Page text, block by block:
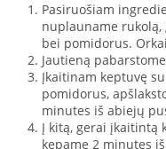
Pasiruošiam
nuplauname
bei pomidorus.
Jautieną
Įkaitinam keptuvę
pomidorus,
minutes iš abiejų
Į kitą, gerai įkaitintą
kepame 2 minutes